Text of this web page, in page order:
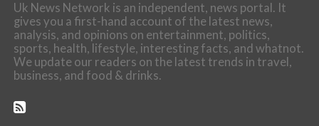
Uk News Network is an independent, news portal. It
gives you a first-hand account of the latest news,
analysis, and opinions on entertainment, politics,
sports, health, lifestyle, interesting facts, and whatnot.
We update our readers on the latest trends in travel,
business, and food & drinks.